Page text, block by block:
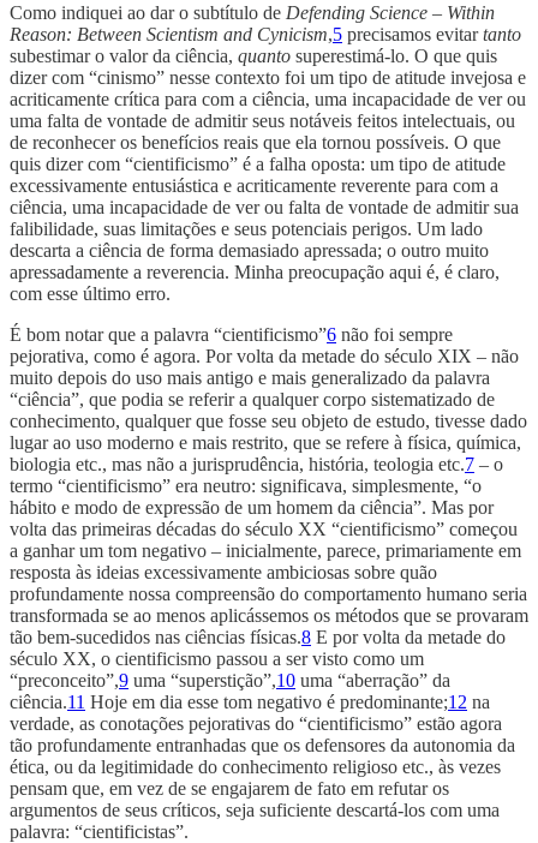
Como indiquei ao dar o subtítulo de Defending Science – Within
Reason: Between Scientism and Cynicism,5 precisamos evitartanto
subestimar o valor da ciência, quanto superestimá-lo. O que quis
dizer com “cinismo” nesse contexto foi um tipo de atitude invejosa e
acriticamente crítica para com a ciência, uma incapacidade de ver ou
uma falta de vontade de admitir seus notáveis feitos intelectuais, ou
de reconhecer os benefícios reais que ela tornou possíveis. O que
quis dizer com “cientificismo” é a falha oposta: um tipo de atitude
excessivamente entusiástica e acriticamente reverente para com a
ciência, uma incapacidade de ver ou falta de vontade de admitir sua
falibilidade, suas limitações e seus potenciais perigos. Um lado
descarta a ciência de forma demasiado apressada; o outro muito
apressadamente a reverencia. Minha preocupação aqui é, é claro,
com esse último erro.
É bom notar que a palavra “cientificismo”6 não foi sempre
pejorativa, como é agora. Por volta da metade do século XIX – não
muito depois do uso mais antigo e mais generalizado da palavra
“ciência”, que podia se referir a qualquer corpo sistematizado de
conhecimento, qualquer que fosse seu objeto de estudo, tivesse dado
lugar ao uso moderno e mais restrito, que se refere à física, química,
biologia etc., mas não a jurisprudência, história, teologia etc.7 – o
termo “cientificismo” era neutro: significava, simplesmente, “o
hábito e modo de expressão de um homem da ciência”. Mas por
volta das primeiras décadas do século XX “cientificismo” começou
a ganhar um tom negativo – inicialmente, parece, primariamente em
resposta às ideias excessivamente ambiciosas sobre quão
profundamente nossa compreensão do comportamento humano seria
transformada se ao menos aplicássemos os métodos que se provaram
tão bem-sucedidos nas ciências físicas.8 E por volta da metade do
século XX, o cientificismo passou a ser visto como um
“preconceito”,9 uma “superstição”,10 uma “aberração” da
ciência.11 Hoje em dia esse tom negativo é predominante;12 na
verdade, as conotações pejorativas do “cientificismo” estão agora
tão profundamente entranhadas que os defensores da autonomia da
ética, ou da legitimidade do conhecimento religioso etc., às vezes
pensam que, em vez de se engajarem de fato em refutar os
argumentos de seus críticos, seja suficiente descartá-los com uma
palavra: “cientificistas”.